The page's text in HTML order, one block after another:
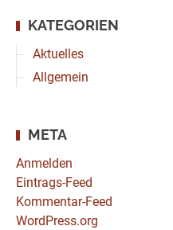
KATEGORIEN
Aktuelles
Allgemein
META
Anmelden
Eintrags-Feed
Kommentar-Feed
WordPress.org